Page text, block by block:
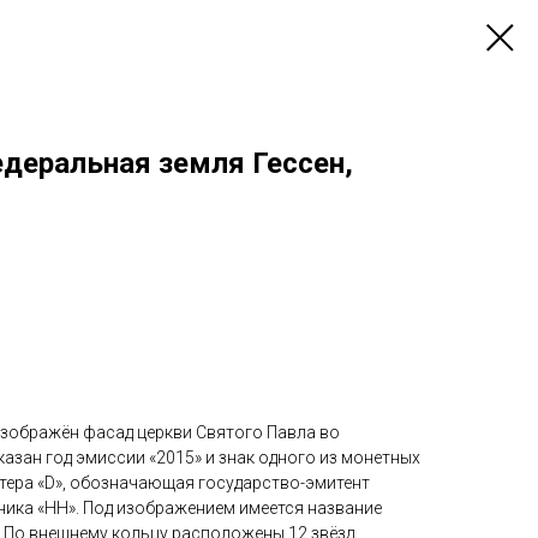
земля Гессен,
фасад церкви Святого Павла во
год эмиссии «2015» и знак одного из монетных
«D», обозначающая государство-эмитент
«HH». Под изображением имеется название
По внешнему кольцу расположены 12 звёзд.